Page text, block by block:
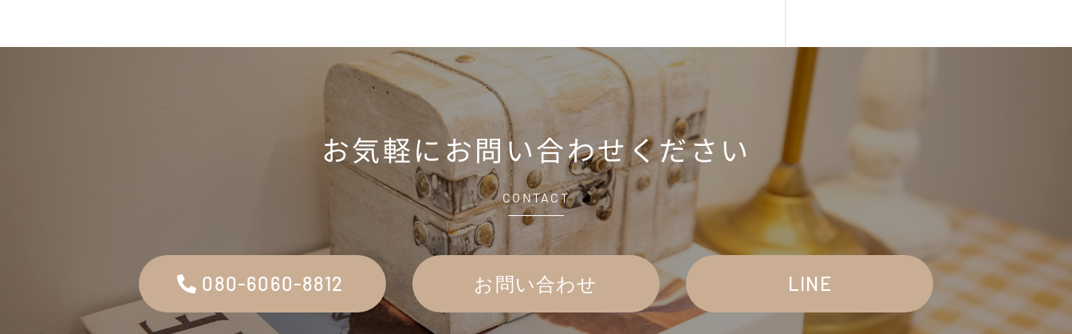
お気軽にお問い合わせください
CONTACT
080-6060-8812 お問い合わせ LINE